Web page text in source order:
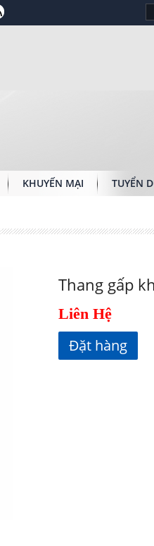
KHUYẾN MẠI TUYỂN
Thang gấp
Liên Hệ